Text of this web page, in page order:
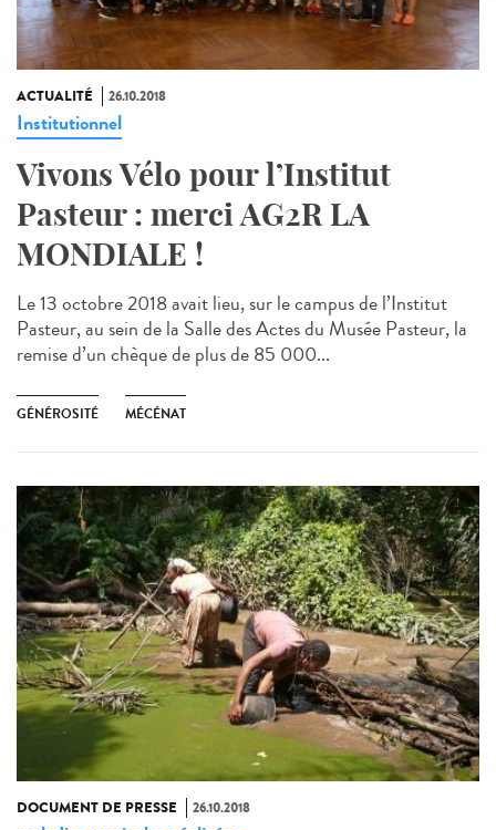
ACTUALITÉ 26.10.2018
Institutionnel
Vivons Vélo pour l’Institut
Pasteur : merci AG2R LA
MONDIALE !
Le 13 octobre 2018 avait lieu, sur le campus de l’Institut
Pasteur, au sein de la Salle des Actes du Musée Pasteur, la
remise d’un chèque de plus de 85 000...
GÉNÉROSITÉ MÉCÉNAT
DOCUMENT DE PRESSE 26.10.2018